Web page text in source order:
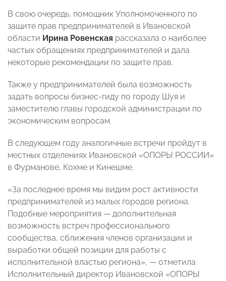
В свою очередь, помощник Уполномоченного по
защите прав предпринимателей в Ивановской
области Ирина Ровенская рассказала о наиболее
частых обращениях предпринимателей и дала
некоторые рекомендации по защите прав.
Также у предпринимателей была возможность
задать вопросы бизнес-гиду по городу Шуя и
заместителю главы городской администрации по
экономическим вопросам.
В следующем году аналогичные встречи пройдут в
местных отделениях Ивановской «ОПОРЫ РОССИИ»
в Фурманове, Кохме и Кинешме.
«За последнее время мы видим рост активности
предпринимателей из малых городов региона.
Подобные мероприятия — дополнительная
возможность встреч профессионального
сообщества, сближения членов организации и
выработки общей позиции для работы с
исполнительной властью региона», — отметила
Исполнительный директор Ивановской «ОПОРЫ